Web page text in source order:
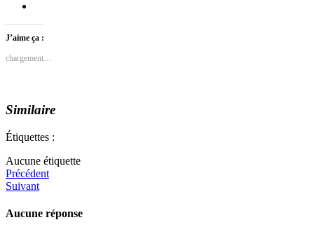
J’aime ça :
chargement…
Similaire
Étiquettes :
Aucune étiquette
Précédent
Suivant
Aucune réponse